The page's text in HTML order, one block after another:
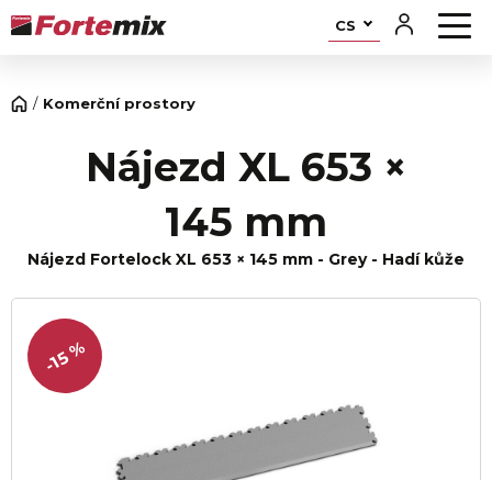
CS
Komerční prostory
Nájezd XL 653 ×
145 mm
Nájezd Fortelock XL 653 × 145 mm - Grey - Hadí kůže
-15 %